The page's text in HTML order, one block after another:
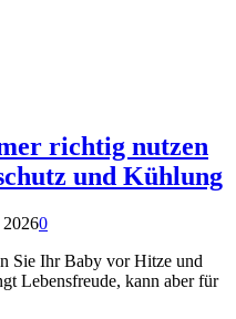
richtig nutzen
und Kühlung
0
Sie Ihr Baby vor Hitze und
Lebensfreude, kann aber für